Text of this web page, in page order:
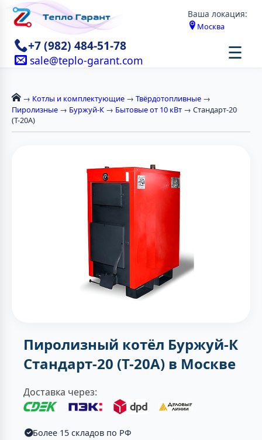
Ваша локация:
Москва
+7 (982) 484-51-78
sale@teplo-garant.com ☰
→ Котлы и комплектующие → Твёрдотопливные →
Пиролизные → Буржуй-К → Бытовые от 10 кВт → Стандарт-20
(Т-20А)
Пиролизный котёл Буржуй-К
Стандарт-20 (Т-20А) в Москве
Доставка через:
Более 15 складов по РФ